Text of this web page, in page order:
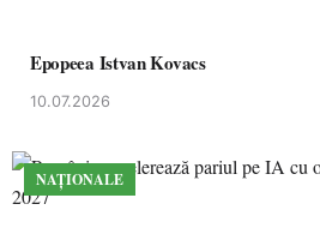
Epopeea Istvan Kovacs
10.07.2026
NAȚIONALE